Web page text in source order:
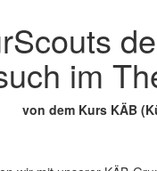
im
von dem Kurs KÄB